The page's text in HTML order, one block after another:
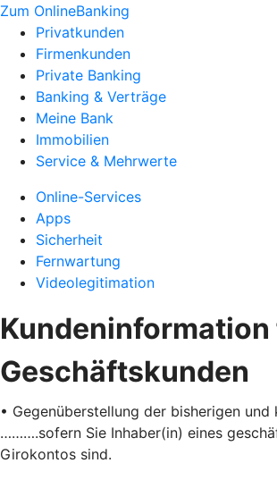
Zum OnlineBanking
Privatkunden
Firmenkunden
Private Banking
Banking & Verträge
Meine Bank
Immobilien
Service & Mehrwerte
Online-Services
Apps
Sicherheit
Fernwartung
Videolegitimation
Geschäftskunden
• Gegenüberstellung der bisherigen und
……….sofern Sie Inhaber(in) eines
Girokontos sind.